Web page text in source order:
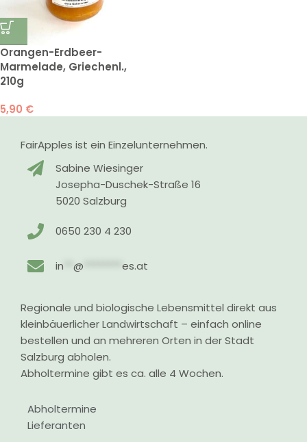
Orangen-Erdbeer-
Marmelade, Griechenl.,
210g
5,90 €
FairApples ist ein Einzelunternehmen.
Sabine Wiesinger
Josepha-Duschek-Straße 16
5020 Salzburg
0650 230 4 230
in **@ ********es.at
Regionale und biologische Lebensmittel direkt aus
kleinbäuerlicher Landwirtschaft – einfach online
bestellen und an mehreren Orten in der Stadt
Salzburg abholen.
Abholtermine gibt es ca. alle 4 Wochen.
Abholtermine
Lieferanten